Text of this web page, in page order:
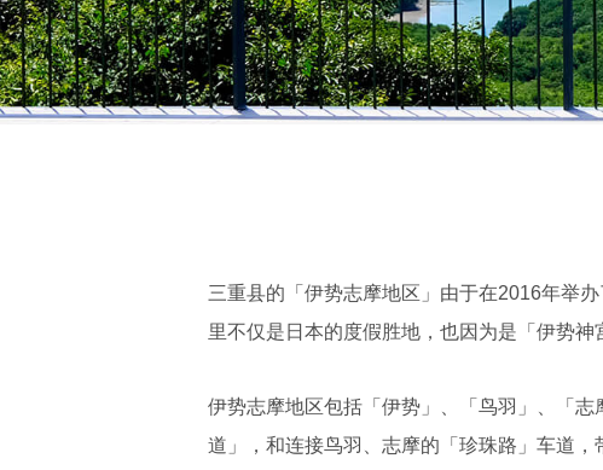
三重县的「伊势志摩地区」由于在2016年举
里不仅是日本的度假胜地，也因为是「伊势神
伊势志摩地区包括「伊势」、「鸟羽」、「
道」，和连接鸟羽、志摩的「珍珠路」车道，